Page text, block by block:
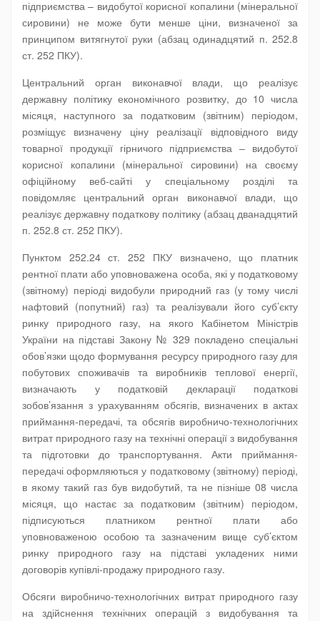
підприємства – видобутої корисної копалини (мінеральної
сировини) не може бути менше ціни, визначеної за
принципом витягнутої руки (абзац одинадцятий п. 252.8
ст. 252 ПКУ).
Центральний орган виконавчої влади, що реалізує
державну політику економічного розвитку, до 10 числа
місяця, наступного за податковим (звітним) періодом,
розміщує визначену ціну реалізації відповідного виду
товарної продукції гірничого підприємства – видобутої
корисної копалини (мінеральної сировини) на своєму
офіційному веб-сайті у спеціальному розділі та
повідомляє центральний орган виконавчої влади, що
реалізує державну податкову політику (абзац дванадцятий
п. 252.8 ст. 252 ПКУ).
Пунктом 252.24 ст. 252 ПКУ визначено, що платник
рентної плати або уповноважена особа, які у податковому
(звітному) періоді видобули природний газ (у тому числі
нафтовий (попутний) газ) та реалізували його суб’єкту
ринку природного газу, на якого Кабінетом Міністрів
України на підставі Закону № 329 покладено спеціальні
обов’язки щодо формування ресурсу природного газу для
побутових споживачів та виробників теплової енергії,
визначають у податковій декларації податкові
зобов’язання з урахуванням обсягів, визначених в актах
приймання-передачі, та обсягів виробничо-технологічних
витрат природного газу на технічні операції з видобування
та підготовки до транспортування. Акти приймання-
передачі оформляються у податковому (звітному) періоді,
в якому такий газ був видобутий, та не пізніше 08 числа
місяця, що настає за податковим (звітним) періодом,
підписуються платником рентної плати або
уповноваженою особою та зазначеним вище суб’єктом
ринку природного газу на підставі укладених ними
договорів купівлі-продажу природного газу.
Обсяги виробничо-технологічних витрат природного газу
на здійснення технічних операцій з видобування та